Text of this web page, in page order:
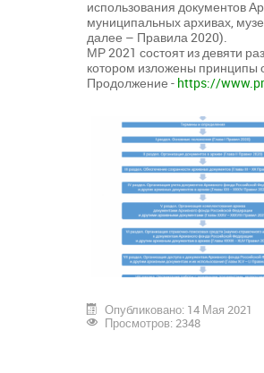
использования документов
муниципальных архивах,
далее – Правила 2020).
МР 2021 состоят из девяти
котором изложены принципы
Продолжение - https://
Опубликовано: 14 Мая 2021
Просмотров: 2348